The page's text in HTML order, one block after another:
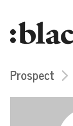
Prospect